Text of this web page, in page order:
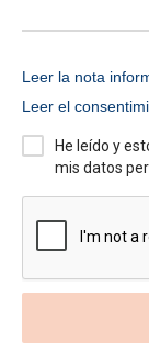
Leer la nota
Leer el
He leído y
mis datos